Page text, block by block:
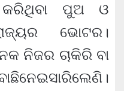
କରିଥିବା ପୁଅ ଓ
ଭୋଟର।
ନିଜର ଚାକିରି ବା